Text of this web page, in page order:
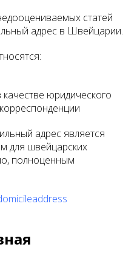
статей
адрес в Швейцарии.
юридического
адрес является
для швейцарских
полноценным